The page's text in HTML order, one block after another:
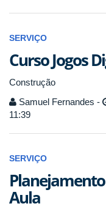
SERVIÇO
Curso Jogos
Construção
Samuel Fernandes -
11:39
SERVIÇO
Planejamento
Aula